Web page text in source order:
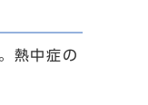
熱中症の